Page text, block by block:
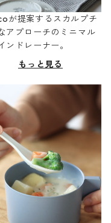
が提案するスカルプチ
アプローチのミニマル
ンドレーナー。
もっと見る